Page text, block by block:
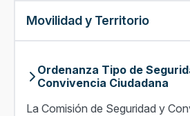
Movilidad y Territorio
Ordenanza Tipo de
Convivencia Ciudadana
La Comisión de Seguridad y